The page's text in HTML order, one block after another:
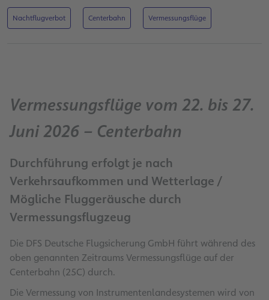
Nachtflugverbot Centerbahn Vermessungsflüge
Vermessungsflüge vom 22. bis 27.
Juni 2026 – Centerbahn
Durchführung erfolgt je nach
Verkehrsaufkommen und Wetterlage /
Mögliche Fluggeräusche durch
Vermessungsflugzeug
Die DFS Deutsche Flugsicherung GmbH führt während des
oben genannten Zeitraums Vermessungsflüge auf der
Centerbahn (25C) durch.
Die Vermessung von Instrumentenlandesystemen wird von